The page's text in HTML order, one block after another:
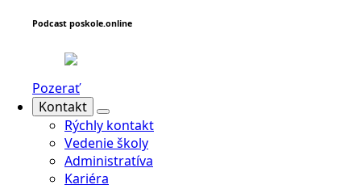
Podcast poskole.online
Pozerať
Kontakt
Rýchly kontakt
Vedenie školy
Administratíva
Kariéra